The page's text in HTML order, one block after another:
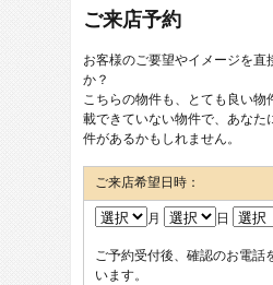
ご来店予約
お客様のご要望やイメージを直
か？
こちらの物件も、とても良い物
載できていない物件で、あなた
件があるかもしれません。
ご来店希望日時：
月
日
ご予約受付後、確認のお電話
います。